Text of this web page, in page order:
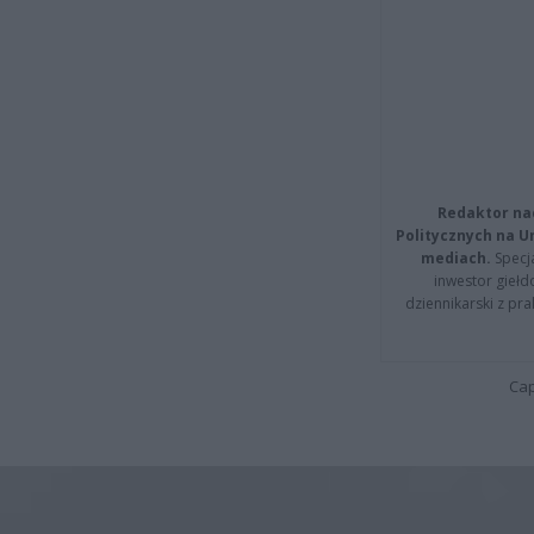
Redaktor
Politycznych na
mediach.
inwestor
dziennikarski z